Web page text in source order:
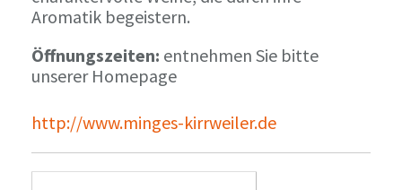
Aromatik begeistern.
Öffnungszeiten: entnehmen Sie bitte
unserer Homepage
http://www.minges-kirrweiler.de